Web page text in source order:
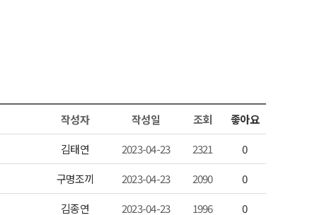
작성자 작성일 조회
좋아요
김태연
2023-04-23 2321
0
구명조끼
2023-04-23 2090
0
김종연
2023-04-23 1996
0